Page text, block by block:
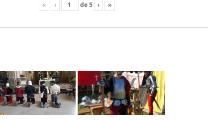
« ‹ de5 › »